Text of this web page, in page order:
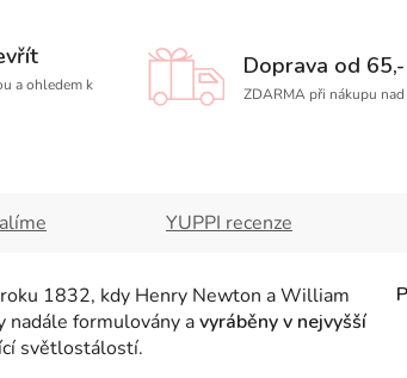
a ohledem k
Doprava od 65,-
ZDARMA při nákupu
YUPPI recenze
1832, kdy Henry Newton a William
nadále formulovány avyráběny v nejvyšší
světlostálostí.